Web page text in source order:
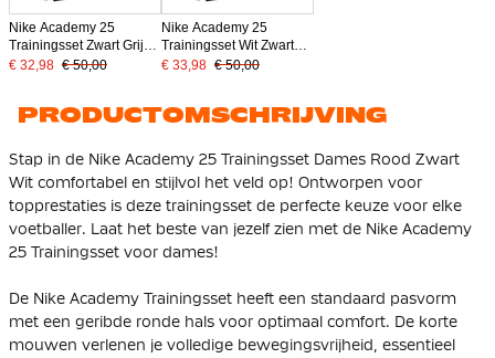
Nike Academy 25
Trainingsset Zwart Grijs
Wit
€ 32,98 € 50,00
Nike Academy 25
Trainingsset Wit Zwart
Grijs
€ 33,98 € 50,00
PRODUCTOMSCHRIJVING
Stap in de Nike Academy 25 Trainingsset Dames Rood Zwart
Wit comfortabel en stijlvol het veld op! Ontworpen voor
topprestaties is deze trainingsset de perfecte keuze voor elke
voetballer. Laat het beste van jezelf zien met de Nike Academy
25 Trainingsset voor dames!
De Nike Academy Trainingsset heeft een standaard pasvorm
met een geribde ronde hals voor optimaal comfort. De korte
mouwen verlenen je volledige bewegingsvrijheid, essentieel